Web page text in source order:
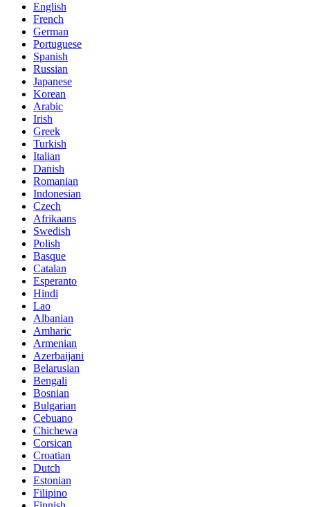
English
French
German
Portuguese
Spanish
Russian
Japanese
Korean
Arabic
Irish
Greek
Turkish
Italian
Danish
Romanian
Indonesian
Czech
Afrikaans
Swedish
Polish
Basque
Catalan
Esperanto
Hindi
Lao
Albanian
Amharic
Armenian
Azerbaijani
Belarusian
Bengali
Bosnian
Bulgarian
Cebuano
Chichewa
Corsican
Croatian
Dutch
Estonian
Filipino